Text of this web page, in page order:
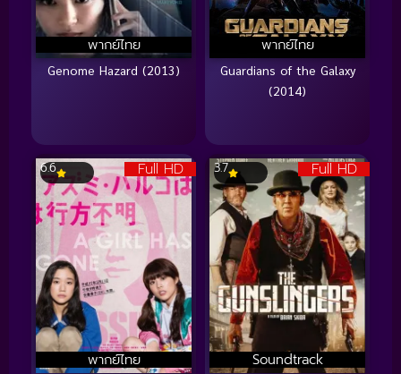
พากย์ไทย
Genome Hazard (2013)
พากย์ไทย
Guardians of the Galaxy
(2014)
Full HD
พากย์ไทย
6.6 Full HD
Soundtrack
3.7